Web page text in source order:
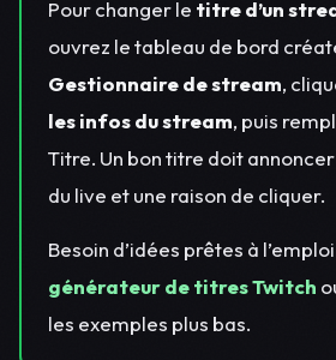
Pour changer le titre d’un
ouvrez le tableau de bord
Gestionnaire de stream,
les infos du stream, puis
Titre. Un bon titre doit
du live et une raison de cliquer.
Besoin d’idées prêtes à
générateur de titres Twitch
les exemples plus bas.